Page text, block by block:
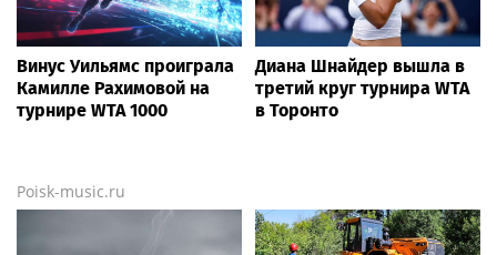
Винус Уильямс проиграла
Камилле Рахимовой на
турнире WTA 1000
Диана Шнайдер вышла в
третий круг турнира WTA
в Торонто
Poisk-music.ru